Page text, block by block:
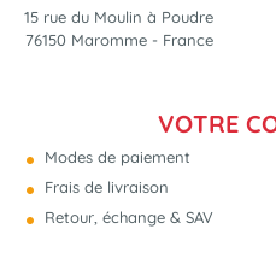
15 rue du Moulin à Poudre
76150 Maromme - France
VOTRE
Modes de paiement
Frais de livraison
Retour, échange & SAV